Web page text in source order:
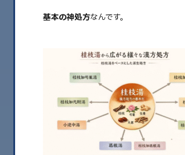
2026.03
2026.01
2025.12
2025.11
2025.10
基本の神処方なんです。